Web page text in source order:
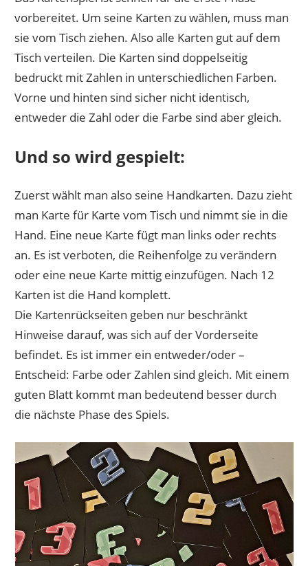
vorbereitet. Um seine Karten zu wählen, muss man
sie vom Tisch ziehen. Also alle Karten gut auf dem
Tisch verteilen. Die Karten sind doppelseitig
bedruckt mit Zahlen in unterschiedlichen Farben.
Vorne und hinten sind sicher nicht identisch,
entweder die Zahl oder die Farbe sind aber gleich.
Und so wird gespielt:
Zuerst wählt man also seine Handkarten. Dazu zieht
man Karte für Karte vom Tisch und nimmt sie in die
Hand. Eine neue Karte fügt man links oder rechts
an. Es ist verboten, die Reihenfolge zu verändern
oder eine neue Karte mittig einzufügen. Nach 12
Karten ist die Hand komplett.
Die Kartenrückseiten geben nur beschränkt
Hinweise darauf, was sich auf der Vorderseite
befindet. Es ist immer ein entweder/oder –
Entscheid: Farbe oder Zahlen sind gleich. Mit einem
guten Blatt kommt man bedeutend besser durch
die nächste Phase des Spiels.